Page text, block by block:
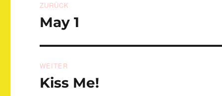
ZURÜCK
Vorheriger
Beitrag:
May 1
WEITER
Nächster
Kiss Me!